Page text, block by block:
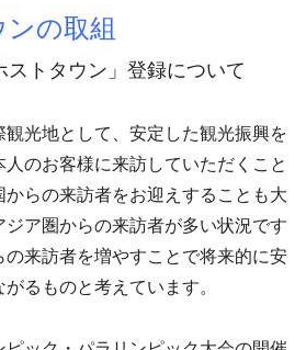
の取組
トタウン」登録について
光地として、安定した観光振興を
人のお客様に来訪していただくこと
らの来訪者をお迎えすることも大
ア圏からの来訪者が多い状況です
の来訪者を増やすことで将来的に安
るものと考えています。